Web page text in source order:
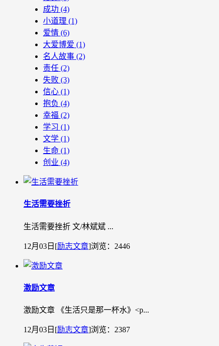
成功 (4)
小道理 (1)
爱情 (6)
大爱博爱 (1)
名人故事 (2)
责任 (2)
失败 (3)
信心 (1)
抱负 (4)
幸福 (2)
学习 (1)
文学 (1)
生命 (1)
创业 (4)
生活需要挫折
生活需要挫折 文/林斌斌 ...
12月03日 [励志文章]浏览：2446
激励文章
激励文章 《生活只是那一杯水》˂p...
12月03日 [励志文章]浏览：2387